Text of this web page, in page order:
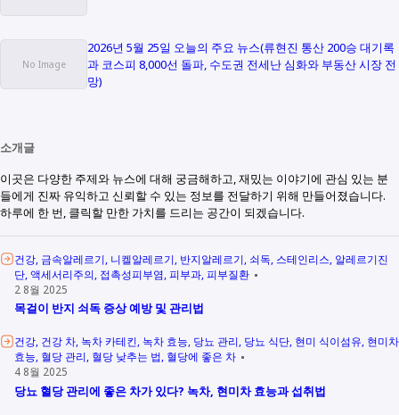
2026년 5월 25일 오늘의 주요 뉴스(류현진 통산 200승 대기록
과 코스피 8,000선 돌파, 수도권 전세난 심화와 부동산 시장 전
망)
소개글
이곳은 다양한 주제와 뉴스에 대해 궁금해하고, 재밌는 이야기에 관심 있는 분
들에게 진짜 유익하고 신뢰할 수 있는 정보를 전달하기 위해 만들어졌습니다.
하루에 한 번, 클릭할 만한 가치를 드리는 공간이 되겠습니다.
건강 금속알레르기 니켈알레르기 반지알레르기 쇠독 스테인리스 알레르기진
단 액세서리주의 접촉성피부염 피부과 피부질환
2 8월 2025
목걸이 반지 쇠독 증상 예방 및 관리법
건강 건강 차 녹차 카테킨 녹차 효능 당뇨 관리 당뇨 식단 현미 식이섬유 현미차
효능 혈당 관리 혈당 낮추는 법 혈당에 좋은 차
4 8월 2025
당뇨 혈당 관리에 좋은 차가 있다? 녹차, 현미차 효능과 섭취법